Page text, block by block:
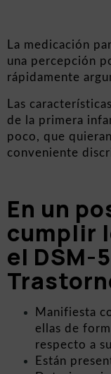
La medicación
una percepción
rápidamente
Las
de la primera
poco, que
conveniente
En un
cumplir
el DSM-
Manifiesta
ellas de
respecto a
Están